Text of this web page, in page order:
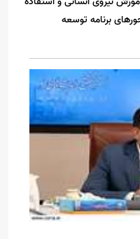
برنامه توسعه